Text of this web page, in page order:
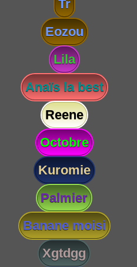
Tr
Eozou
Lila
Anaïs la best
Reene
Octobre
Kuromie
Palmier
Banane moisi
Xgtdgg